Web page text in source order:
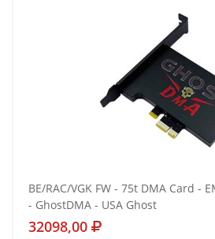
BE/RAC/VGK FW - 75t DMA Card -
- GhostDMA - USA Ghost
32098,00